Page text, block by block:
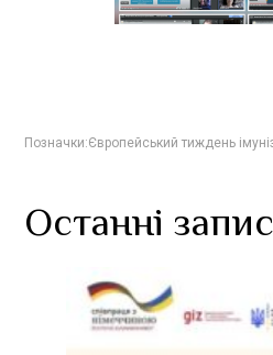
Позначки:Європейський тиждень
Останні